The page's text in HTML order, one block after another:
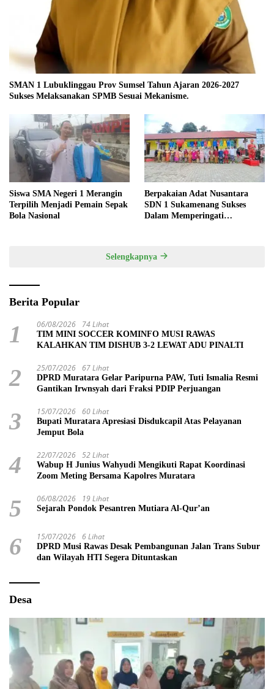
SMAN 1 Lubuklinggau Prov Sumsel Tahun Ajaran 2026-2027
Sukses Melaksanakan SPMB Sesuai Mekanisme.
Siswa SMA Negeri 1 Merangin
Terpilih Menjadi Pemain Sepak
Bola Nasional
Berpakaian Adat Nusantara
SDN 1 Sukamenang Sukses
Dalam Memperingati
Selengkapnya
Berita Popular
1 06/08/2026 74 Lihat
TIM MINI SOCCER KOMINFO MUSI RAWAS
KALAHKAN TIM DISHUB 3-2 LEWAT ADU PINALTI
2 25/07/2026 67 Lihat
DPRD Muratara Gelar Paripurna PAW, Tuti Ismalia Resmi
Gantikan Irwnsyah dari Fraksi PDIP Perjuangan
3 15/07/2026 60 Lihat
Bupati Muratara Apresiasi Disdukcapil Atas Pelayanan
Jemput Bola
4 22/07/2026 52 Lihat
Wabup H Junius Wahyudi Mengikuti Rapat Koordinasi
Zoom Meting Bersama Kapolres Muratara
5 06/08/2026 19 Lihat
Sejarah Pondok Pesantren Mutiara Al-Qur’an
6 15/07/2026 6 Lihat
DPRD Musi Rawas Desak Pembangunan Jalan Trans Subur
dan Wilayah HTI Segera Dituntaskan
Desa